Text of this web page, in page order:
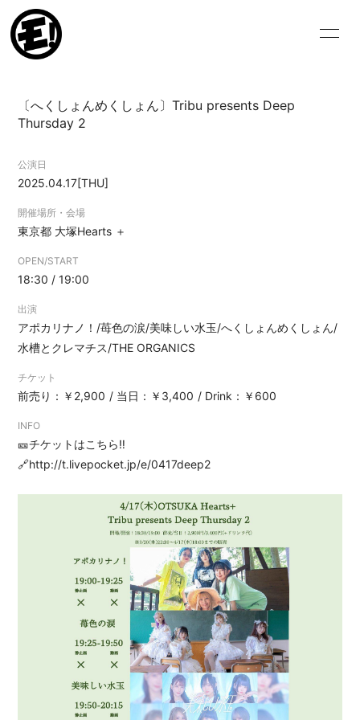
SCHEDULE VIDEO
BLOG
PHOTO
ログイン
〔へくしょんめくしょん〕Tribu presents Deep
Thursday 2
公演日
2025.04.17[THU]
開催場所・会場
東京都 大塚Hearts ＋
OPEN/START
18:30 / 19:00
出演
アポカリナノ！/苺色の涙/美味しい水玉/へくしょんめくしょん/
水槽とクレマチス/THE ORGANICS
チケット
前売り：￥2,900 当日：￥3,400 Drink：￥600
INFO
🎫チケットはこちら‼︎
🔗http://t.livepocket.jp/e/0417deep2